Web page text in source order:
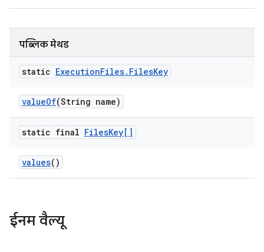
पब्लिक मेथड
static ExecutionFiles. FilesKey
valueOf(String name)
static final FilesKey[]
values()
ईनम वैल्यू